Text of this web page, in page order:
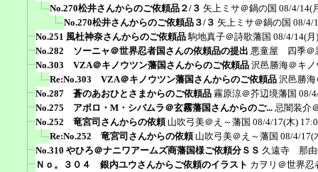
No.270松井さんからのご依頼品２/３ 矢上ミサ＠鍋の国 08/4/14(
No.270松井さんからのご依頼品３/３ 矢上ミサ＠鍋の国 08/4/
No.251 風杜神奈さんからのご依頼品 駒地真子＠詩歌藩国 08/4/14(月
No.282 ソーニャ＠世界忍者国さんの依頼品の提出 悪童屋 四季＠
No.303 VZA＠キノウツン藩国さんからのご依頼品 沢邑勝海＠キ
Re:No.303 VZA＠キノウツン藩国さんからのご依頼品 沢邑勝
No.287 蒼のあおひとさまからのご依頼品 霧原涼＠芥辺境藩国 08/
No.275 アポロ・M・シバムラ＠玄霧藩国さんからのご... 忌闇装介
No.252 竜宮司さんからの依頼 山吹弓美＠え～藩国 08/4/17(木)
Re:No.252 竜宮司さんからの依頼 山吹弓美＠え～藩国 08/4/17(
No.310 やひろ＠ナニワアームズ商藩国様ご依頼分ＳＳ 久遠寺 那由
Ｎｏ。３０４ 銀内ユウさんからご依頼のイラスト カヲリ＠世界忍